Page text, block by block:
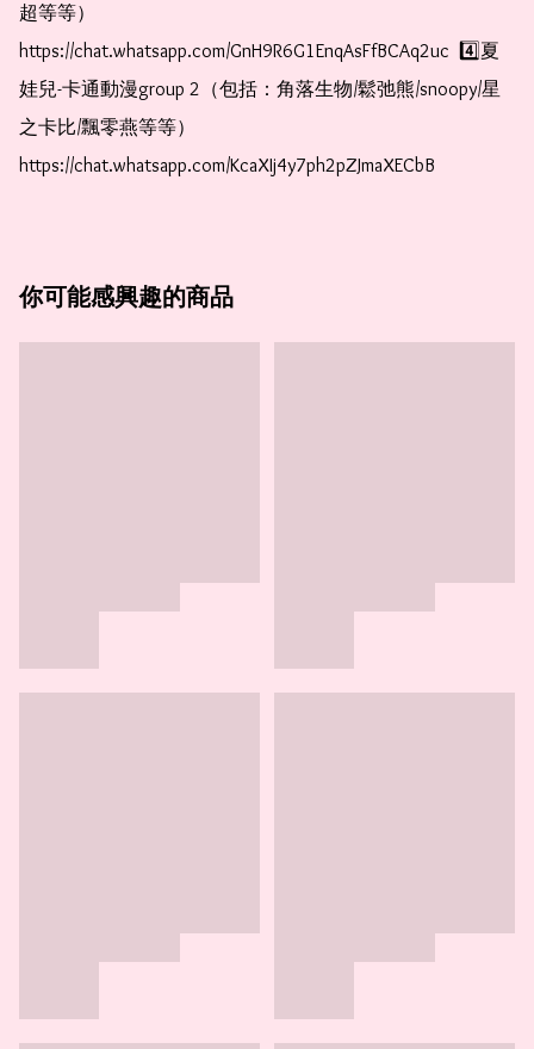
超等等）
https://chat.whatsapp.com/GnH9R6G1EnqAsFfBCAq2uc  4️⃣夏
娃兒-卡通動漫group 2（包括：角落生物/鬆弛熊/snoopy/星
之卡比/飄零燕等等）
https://chat.whatsapp.com/KcaXIj4y7ph2pZJmaXECbB
你可能感興趣的商品